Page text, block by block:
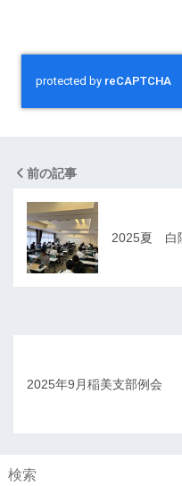
前の記事
2025夏 白
2025年9月稲美支部例会